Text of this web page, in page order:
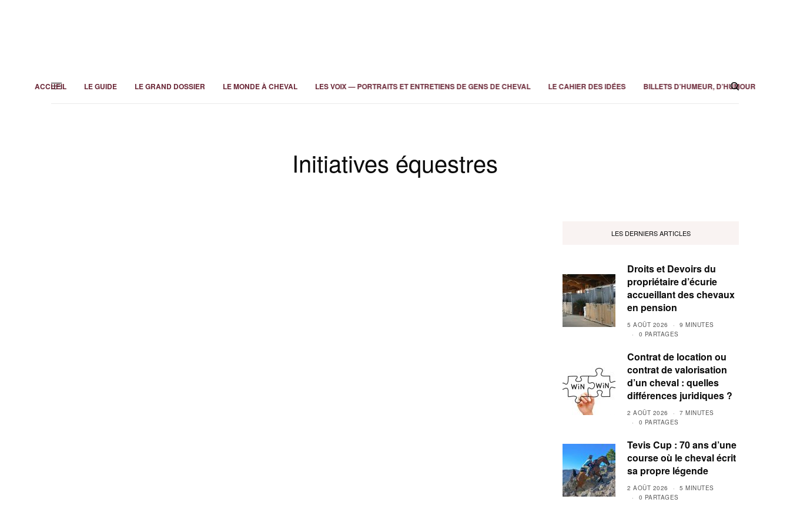
ACCUEIL LE GUIDE LE GRAND DOSSIER LE MONDE À CHEVAL LES VOIX — PORTRAITS ET ENTRETIENS DE GENS DE CHEVAL LE CAHIER DES IDÉES BILLETS D’HUMEUR, D’HUMOUR
Initiatives équestres
LES DERNIERS ARTICLES
Droits et Devoirs du
propriétaire d’écurie
accueillant des chevaux
en pension
5 AOÛT 2026
9 MINUTES
0 PARTAGES
Contrat de location ou
contrat de valorisation
d’un cheval : quelles
différences juridiques ?
2 AOÛT 2026
7 MINUTES
0 PARTAGES
Tevis Cup : 70 ans d’une
course où le cheval écrit
sa propre légende
2 AOÛT 2026
5 MINUTES
0 PARTAGES